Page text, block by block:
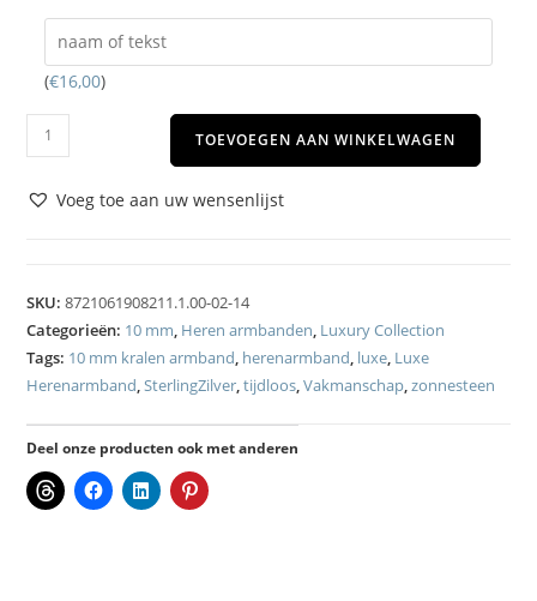
(€16,00)
TOEVOEGEN AAN WINKELWAGEN
Voeg toe aan uw wensenlijst
SKU:8721061908211.1.00-02-14
Categorieën: 10 mm Heren armbanden Luxury Collection
Tags: 10 mm kralen armband herenarmband luxe Luxe
Herenarmband SterlingZilver ,tijdloos ,Vakmanschap ,zonnesteen
Deel onze producten ook met anderen